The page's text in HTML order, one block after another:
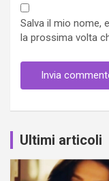
Salva il mio nome,
la prossima volta
Ultimi articoli